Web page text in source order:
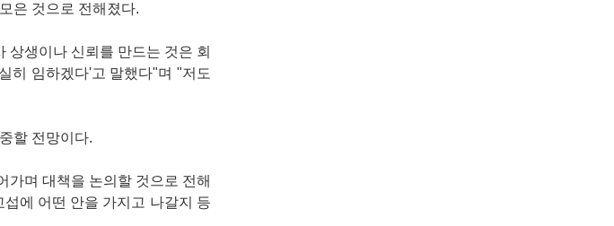
은 것으로 전해졌다.
상생이나 신뢰를 만드는 것은 회
히 임하겠다'고 말했다"며 "저도
할 전망이다.
가며 대책을 논의할 것으로 전해
에 어떤 안을 가지고 나갈지 등